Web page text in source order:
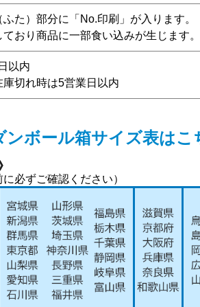
ふた）部分に「No.印刷」が入ります
ており商品に一部食い込みが生じます。
以内
切れ時は5営業日以内
ボール箱サイズ表はこ
に必ずご確認ください）